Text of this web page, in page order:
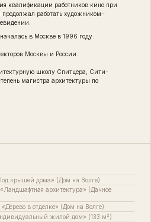
квалификации работников кино при
работать художником-
в Москве в 1996 году.
Москвы и России.
школу Спитцера, Сити-
магистра архитектуры по
крышей дома» (Дом на Волге)
«Ландшафтная архитектура» (Дачное
в отделке» (Дом на Волге)
жилой дом» (133 м²)